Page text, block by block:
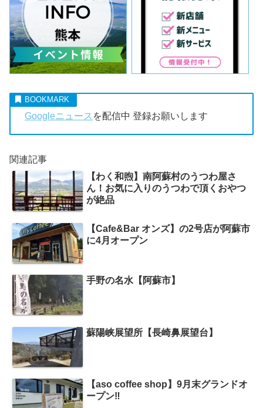
Googleニュース を配信中 登録お願いします
関連記事
【わく和煦】南阿蘇村のうつわ屋さ
ん！お気に入りのうつわで頂くおやつ
が絶品
【Cafe&Bar オンズ】の2号店が阿蘇市
に4月オープン
手野の名水【阿蘇市】
蘇陽峡展望所【長崎鼻展望台】
【aso coffee shop】9月末グランドオ
ープン‼